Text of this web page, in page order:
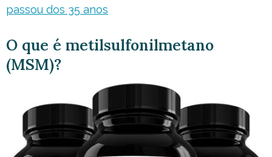
passou dos 35 anos
O que é metilsulfonilmetano
(MSM)?